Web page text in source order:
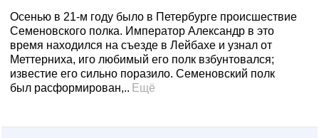
Осенью в 21-м году было в Петербурге происшествие
Семеновского полка. Император Александр в это
время находился на съезде в Лейбахе и узнал от
Меттерниха, иго любимый его полк взбунтовался;
известие его сильно поразило. Семеновский полк
был расформирован,.. Ещё